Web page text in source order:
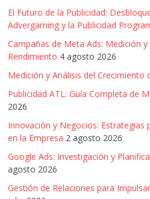
El Futuro de la Publicidad:
Advergaming y la Publicidad
Campañas de Meta Ads: Medición
Rendimiento 4 agosto 2026
Medición y Análisis del Crecimiento
Publicidad ATL: Guía Completa de
2026
Innovación y Negocios: Estrategias
en la Empresa 2 agosto 2026
Google Ads: Investigación y
agosto 2026
Gestión de Relaciones para